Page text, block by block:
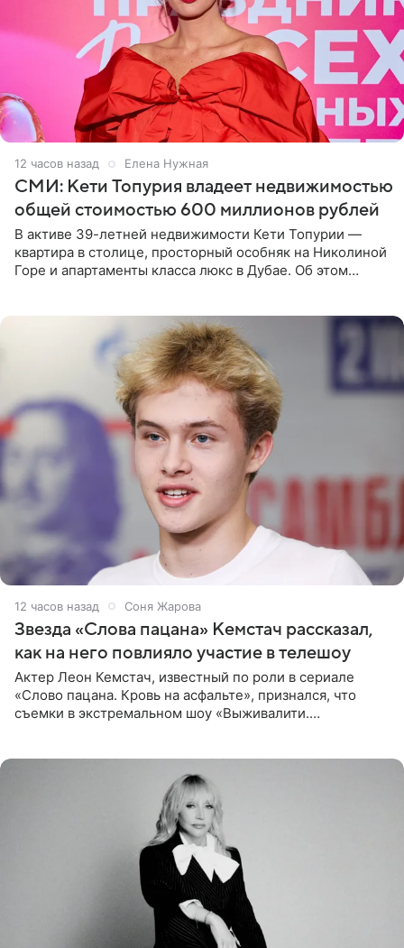
12 часов назад Елена Нужная
СМИ: Кети Топурия владеет недвижимостью
общей стоимостью 600 миллионов рублей
В активе 39-летней недвижимости Кети Топурии —
квартира в столице, просторный особняк на Николиной
Горе и апартаменты класса люкс в Дубае. Об этом
12 часов назад Соня Жарова
Звезда «Слова пацана» Кемстач рассказал,
как на него повлияло участие в телешоу
Актер Леон Кемстач, известный по роли в сериале
«Слово пацана. Кровь на асфальте», признался, что
съемки в экстремальном шоу «Выживалити.